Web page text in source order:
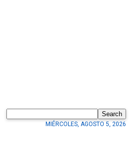
Search
MIÉRCOLES, AGOSTO 5, 2026